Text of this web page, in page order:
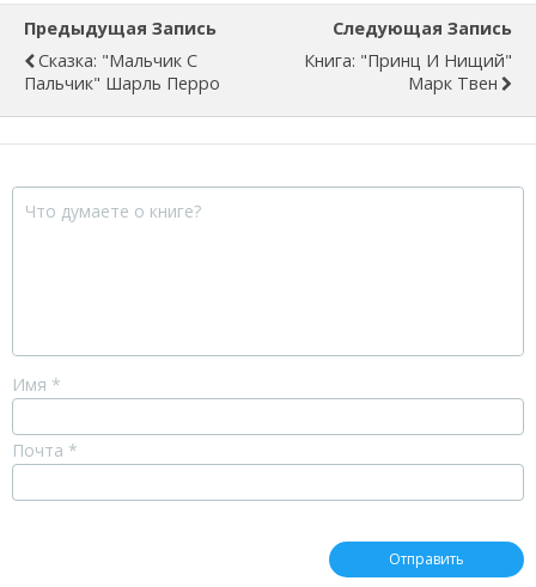
Предыдущая Запись
Сказка: "Мальчик С
Пальчик" Шарль Перро
Следующая Запись
Книга: "Принц И Нищий"
Марк Твен
Имя *
Почта *